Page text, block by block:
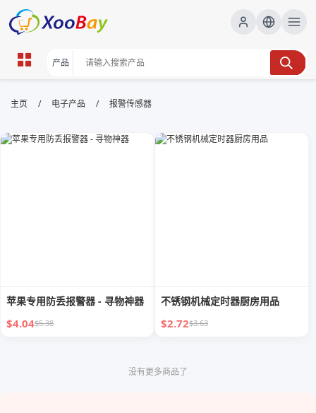
报警传感器 | XOOBAY B2B/B2C
报警传感器,家庭安防,智能监控,门窗传感器,无线传感,物
主页 / 电子产品 / 报警传感器
苹果专用防丢报警器 - 寻物神器
$4.04$5.38
不锈钢机械定时器厨房用品
$2.72$3.63
没有更多商品了